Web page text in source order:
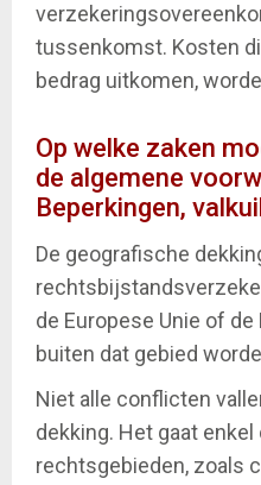
tussenkomst. Kosten
bedrag uitkomen,
Op welke zaken
de algemene
Beperkingen,
De geografische
de Europese Unie of
buiten dat gebied
Niet alle conflicten
dekking. Het gaat enkel
rechtsgebieden, zoals